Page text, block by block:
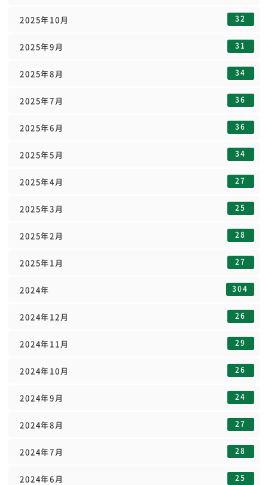
2025年10月 32
2025年9月 31
2025年8月 34
2025年7月 36
2025年6月 36
2025年5月 34
2025年4月 27
2025年3月 25
2025年2月 28
2025年1月 27
2024年 304
2024年12月 26
2024年11月 29
2024年10月 26
2024年9月 24
2024年8月 27
2024年7月 28
2024年6月 25